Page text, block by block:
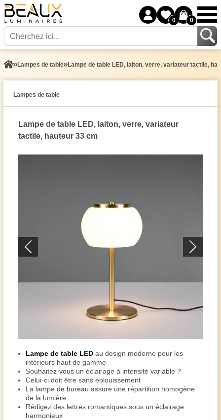
0 0
Lampes de table Lampe de table LED, laiton, verre, variateur tactile,
Lampes de table
Lampe de table LED, laiton, verre, variateur
tactile, hauteur 33 cm
Lampe de table LED au design moderne pour les
intérieurs haut de gamme
Souhaitez-vous un éclairage à intensité variable ?
Celui-ci doit être sans éblouissement
La lampe de bureau assure une répartition homogène
de la lumière
Rédigez des lettres romantiques sous un éclairage
harmonieux